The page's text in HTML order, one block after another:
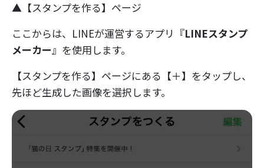
▲【スタンプを作る】ページ
ここからは、LINEが運営するアプリ『LINEスタンプ
メーカー 』を使用します。
【スタンプを作る】ページにある【＋】をタップし、
先ほど生成した画像を選択します。